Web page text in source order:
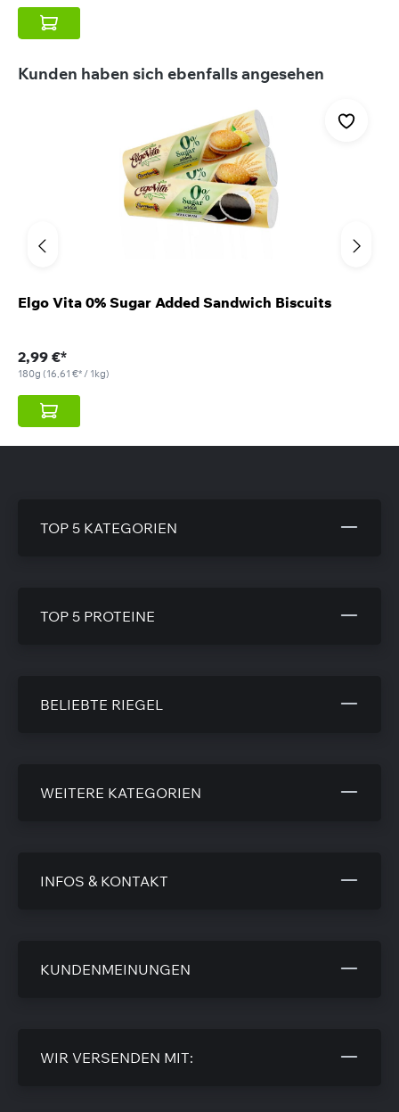
Produktgalerie überspringen
Kunden haben sich ebenfalls angesehen
Elgo Vita 0% Sugar Added Sandwich Biscuits
2,99 €*
180g (16,61 €* / 1kg)
TOP 5 KATEGORIEN
TOP 5 PROTEINE
BELIEBTE RIEGEL
WEITERE KATEGORIEN
INFOS & KONTAKT
KUNDENMEINUNGEN
WIR VERSENDEN MIT: